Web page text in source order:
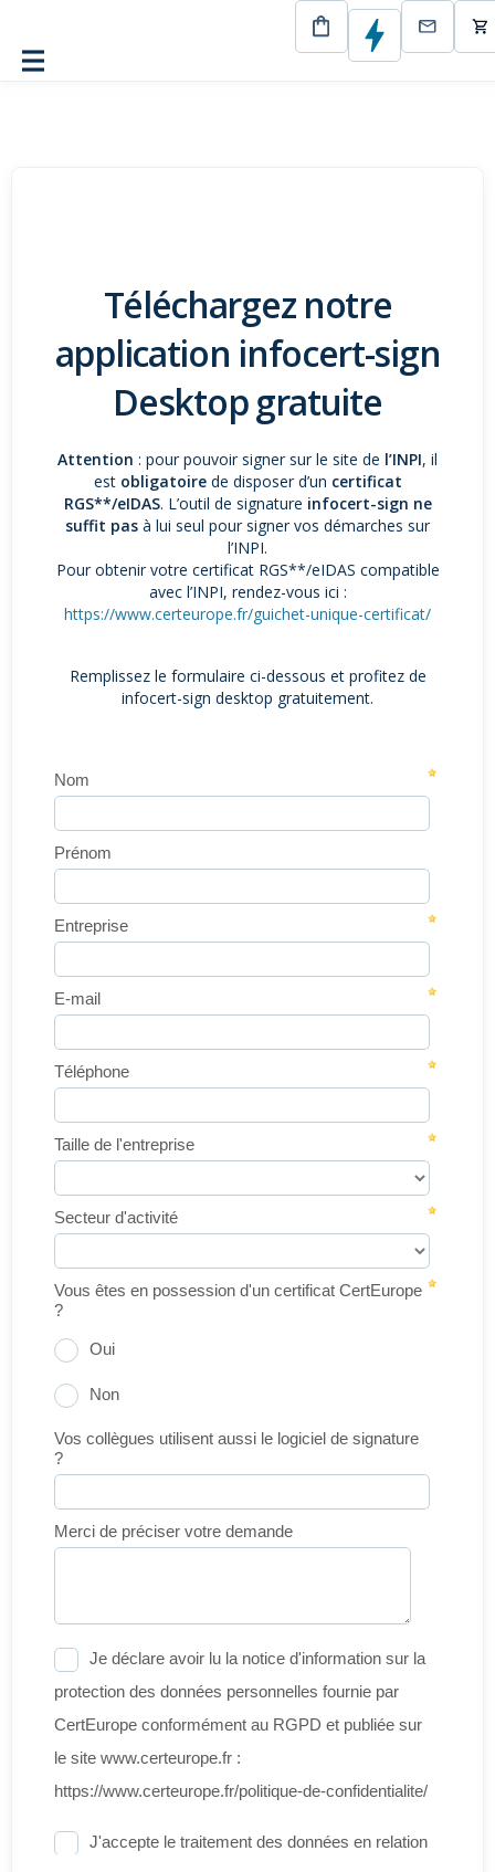
Téléchargez notre
application infocert-sign
Desktop gratuite
Attention : pour pouvoir signer sur le site de l’INPI, il
est obligatoirede disposer d’un certificat
RGS**/eIDAS. L’outil de signature infocert-sign ne
suffit pas à lui seul pour signer vos démarches sur
l’INPI.
Pour obtenir votre certificat RGS**/eIDAS compatible
avec l’INPI, rendez-vous ici :
https://www.certeurope.fr/guichet-unique-certificat/
Remplissez le formulaire ci-dessous et profitez de
infocert-sign desktop gratuitement.